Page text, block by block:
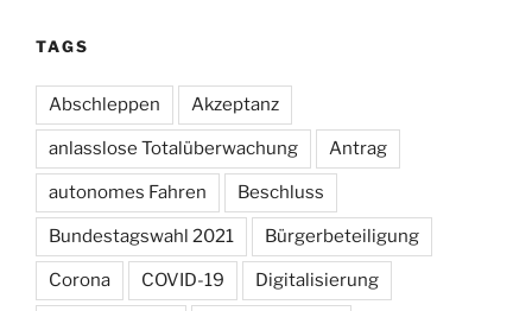
TAGS
Abschleppen Akzeptanz
anlasslose Totalüberwachung Antrag
autonomes Fahren Beschluss
Bundestagswahl 2021 Bürgerbeteiligung
Corona COVID-19 Digitalisierung